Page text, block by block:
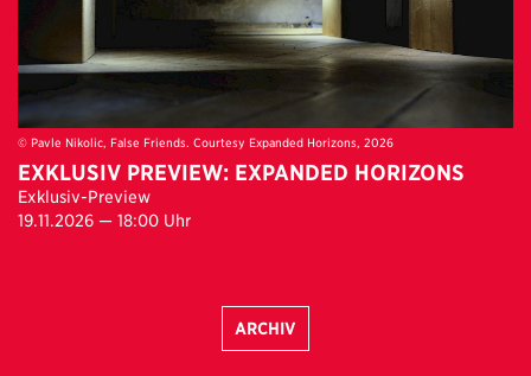
© Pavle Nikolić, False Friends. Courtesy Expanded Horizons, 2026
EXKLUSIV PREVIEW: EXPANDED HORIZONS
Exklusiv-Preview
19.11.2026 — 18:00 Uhr
ARCHIV